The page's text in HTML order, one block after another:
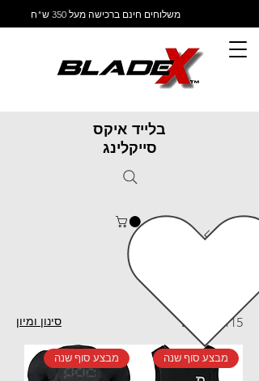
משלוחים חינם ברכישה מעל 350 ש"ח
בלייד איקס
סייקלינג
POC
115 מוצרים סינון ומיון
מבצע סוף שנה מבצע סוף שנה